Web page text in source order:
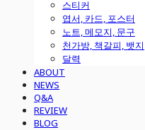
스티커
엽서, 카드, 포스터
노트, 메모지, 문구
천가방, 책갈피, 뱃지
달력
ABOUT
NEWS
Q&A
REVIEW
BLOG